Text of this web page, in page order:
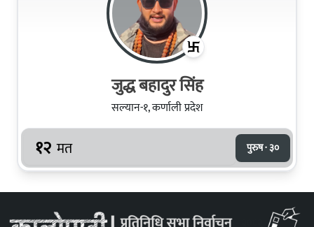
जुद्ध बहादुर सिंह
सल्यान-१, कर्णाली प्रदेश
१२ मत पुरुष · ३०